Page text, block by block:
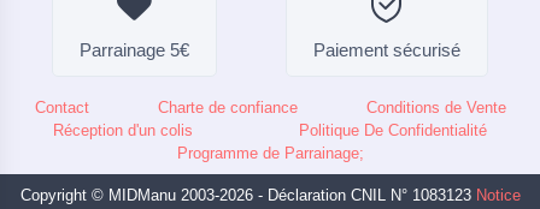
Parrainage 5€ Paiement sécurisé
Contact Charte de confiance
Conditions de Vente
Réception d'un colis
Politique De Confidentialité
Programme de Parrainage;
Copyright © MIDManu 2003-2026 - Déclaration CNIL N° 1083123 Notice